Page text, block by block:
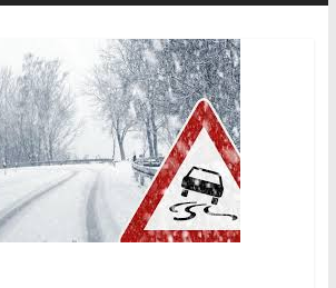
мероприятии «Сохраним
первоцветы!»
В вольере Воронинского
заповедника родились крапчатые
суслики